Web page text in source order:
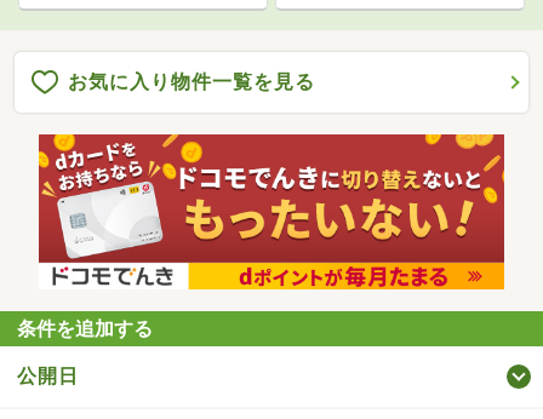
お気に入り物件一覧を見る
条件を追加する
公開日